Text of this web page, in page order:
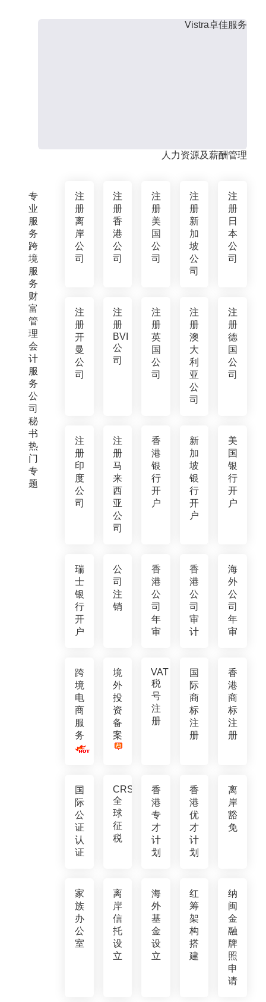
专
业
服
务
跨
境
服
务
财
富
管
理
会
计
服
务
公
司
秘
书
热
门
专
题
Vistra卓佳服务
人力资源及薪酬管理
注
册
离
岸
公
司
注
册
香
港
公
司
注
册
美
国
公
司
注
册
新
加
坡
公
司
注
册
日
本
公
司
注
册
开
曼
公
司
注
册
BVI
公
司
注
册
英
国
公
司
注
册
澳
大
利
亚
公
司
注
册
德
国
公
司
注
册
印
度
公
司
注
册
马
来
西
亚
公
司
香
港
银
行
开
户
新
加
坡
银
行
开
户
美
国
银
行
开
户
瑞
士
银
行
开
户
公
司
注
销
香
港
公
司
年
审
香
港
公
司
审
计
海
外
公
司
年
审
跨
境
电
商
服
务
境
外
投
资
备
案
VAT
税
号
注
册
国
际
商
标
注
册
香
港
商
标
注
册
国
际
公
证
认
证
CRS
全
球
征
税
香
港
专
才
计
划
香
港
优
才
计
划
离
岸
豁
免
家
族
办
公
室
离
岸
信
托
设
立
海
外
基
金
设
立
红
筹
架
构
搭
建
纳
闽
金
融
牌
照
申
请